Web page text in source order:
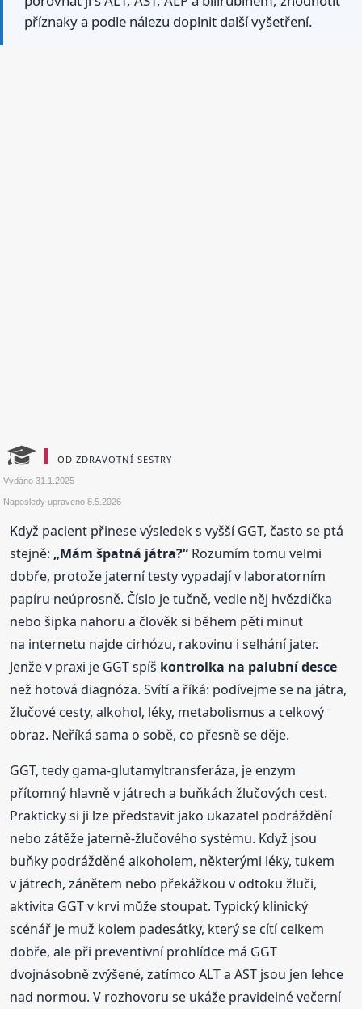
příznaky a podle nálezu doplnit další vyšetření.
OD ZDRAVOTNÍ SESTRY
Vydáno31.1.2025
Naposledy upraveno8.5.2026
Když pacient přinese výsledek s vyšší GGT, často se ptá
stejně: „Mám špatná játra?“ Rozumím tomu velmi
dobře, protože jaterní testy vypadají v laboratorním
papíru neúprosně. Číslo je tučně, vedle něj hvězdička
nebo šipka nahoru a člověk si během pěti minut
na internetu najde cirhózu, rakovinu i selhání jater.
Jenže v praxi je GGT spíš kontrolka na palubní desce
než hotová diagnóza. Svítí a říká: podívejme se na játra,
žlučové cesty, alkohol, léky, metabolismus a celkový
obraz. Neříká sama o sobě, co přesně se děje.
GGT, tedy gama-glutamyltransferáza, je enzym
přítomný hlavně v játrech a buňkách žlučových cest.
Prakticky si ji lze představit jako ukazatel podráždění
nebo zátěže jaterně-žlučového systému. Když jsou
buňky podrážděné alkoholem, některými léky, tukem
v játrech, zánětem nebo překážkou v odtoku žluči,
aktivita GGT v krvi může stoupat. Typický klinický
scénář je muž kolem padesátky, který se cítí celkem
dobře, ale při preventivní prohlídce má GGT
dvojnásobně zvýšené, zatímco ALT a AST jsou jen lehce
nad normou. V rozhovoru se ukáže pravidelné večerní